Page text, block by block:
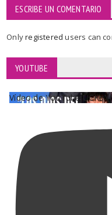
ESCRIBE UN COMENTARIO
Onlyregisteredusers can
YOUTUBE
Vídeo de YouTube